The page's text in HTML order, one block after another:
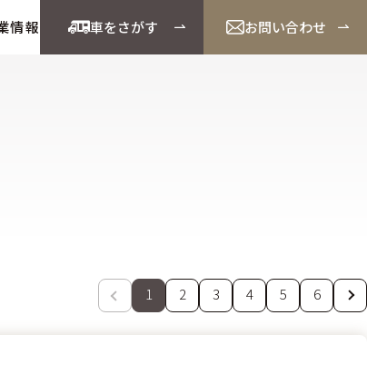
情報 車をさがす お問い合わせ
1 2 3 4 5 6